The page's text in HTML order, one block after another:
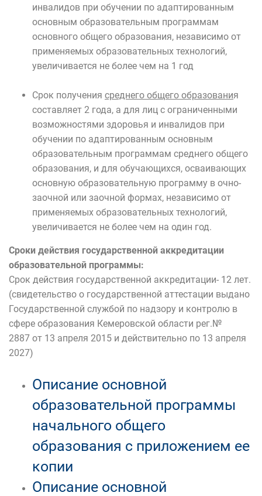
инвалидов при обучении по адаптированным
основным образовательным программам
основного общего образования, независимо от
применяемых образовательных технологий,
увеличивается не более чем на 1 год
Срок получения среднего общего образования
составляет 2 года, а для лиц с ограниченными
возможностями здоровья и инвалидов при
обучении по адаптированным основным
образовательным программам среднего общего
образования, и для обучающихся, осваивающих
основную образовательную программу в очно-
заочной или заочной формах, независимо от
применяемых образовательных технологий,
увеличивается не более чем на один год.
Сроки действия государственной аккредитации
образовательной программы:
Срок действия государственной аккредитации- 12 лет.
(свидетельство о государственной аттестации выдано
Государственной службой по надзору и контролю в
сфере образования Кемеровской области рег.№
2887 от 13 апреля 2015 и действительно по 13 апреля
2027)
Описание основной
образовательной программы
начального общего
образования с приложением ее
копии
Описание основной